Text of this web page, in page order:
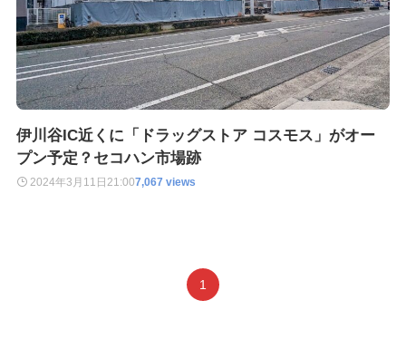
伊川谷IC近くに「ドラッグストア コスモス」がオー
プン予定？セコハン市場跡
2024年3月11日 21:007,067 views
1